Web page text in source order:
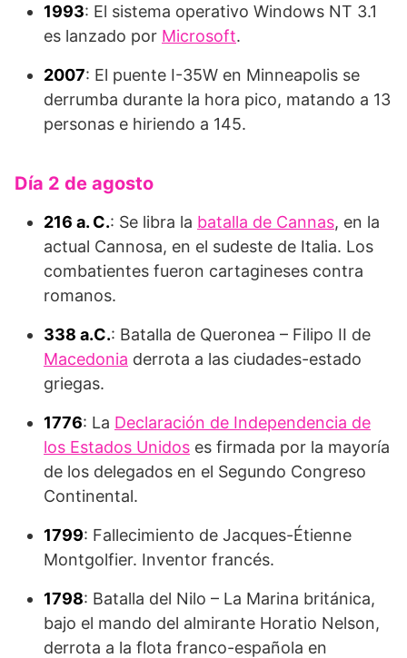
1993: El sistema operativo Windows NT 3.1
es lanzado por Microsoft.
2007: El puente I-35W en Minneapolis se
derrumba durante la hora pico, matando a 13
personas e hiriendo a 145.
Día 2 de agosto
216 a. C.: Se libra la batalla de Cannas, en la
actual Cannosa, en el sudeste de Italia. Los
combatientes fueron cartagineses contra
romanos.
338 a.C.: Batalla de Queronea – Filipo II de
Macedonia derrota a las ciudades-estado
griegas.
1776: La Declaración de Independencia de
los Estados Unidos es firmada por la mayoría
de los delegados en el Segundo Congreso
Continental.
1799: Fallecimiento de Jacques-Étienne
Montgolfier. Inventor francés.
1798: Batalla del Nilo – La Marina británica,
bajo el mando del almirante Horatio Nelson,
derrota a la flota franco-española en